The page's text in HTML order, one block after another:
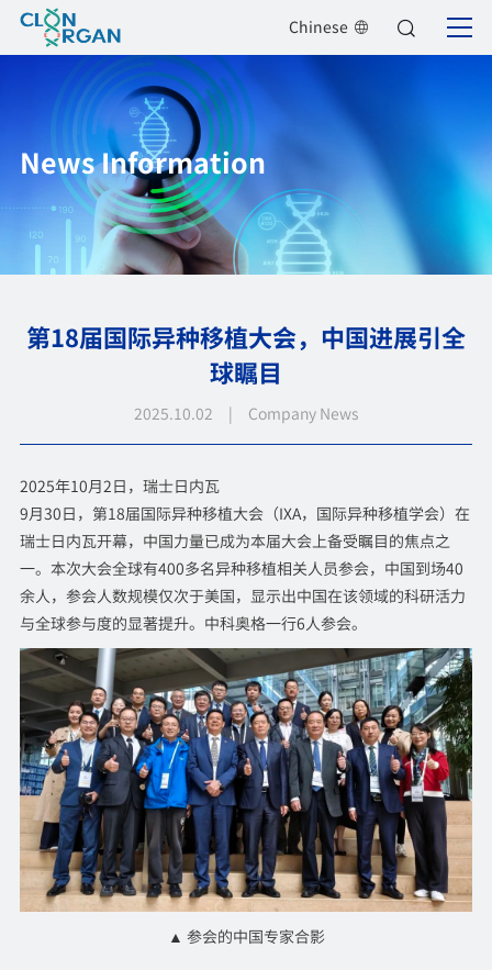
Chinese
News Information
第18届国际异种移植大会，中国进展引全
球瞩目
2025.10.02 | Company News
2025年10月2日，瑞士日内瓦
9月30日，第18届国际异种移植大会（IXA，国际异种移植学会）在
瑞士日内瓦开幕，中国力量已成为本届大会上备受瞩目的焦点之
一。本次大会全球有400多名异种移植相关人员参会，中国到场40
余人，参会人数规模仅次于美国，显示出中国在该领域的科研活力
与全球参与度的显著提升。中科奥格一行6人参会。
▲ 参会的中国专家合影